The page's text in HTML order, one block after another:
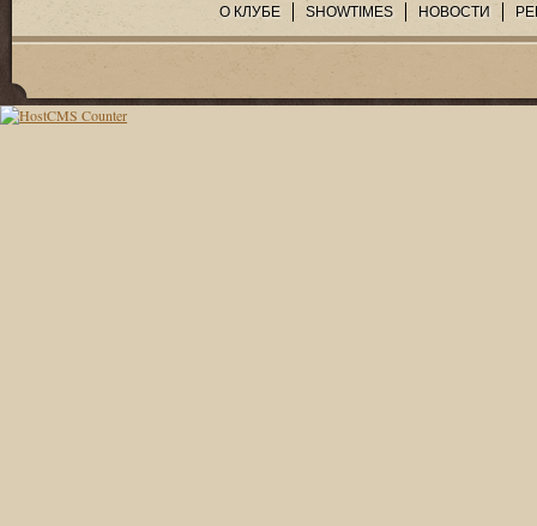
О КЛУБЕ SHOWTIMES НОВОСТИ